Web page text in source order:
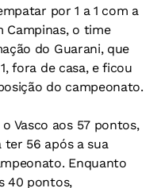
por 1 a 1 com a
Campinas, o time
do Guarani, que
fora de casa, e ficou
do campeonato.
Vasco aos 57 pontos,
ter 56 após a sua
Enquanto
40 pontos,